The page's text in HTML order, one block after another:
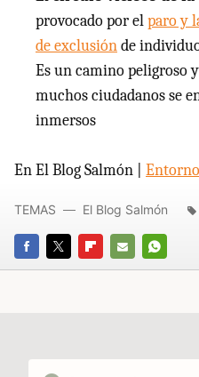
provocado por elparo y
de exclusiónde
Es un camino peligroso
muchos ciudadanos se
inmersos
En El Blog Salmón |
FACEBOOK
TWITTERFLIPBOARD
E-
TEMAS El Blog Salmón